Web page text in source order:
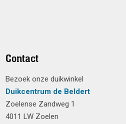
Contact
Bezoek onze duikwinkel
Duikcentrum de Beldert
Zoelense Zandweg 1
4011 LW Zoelen